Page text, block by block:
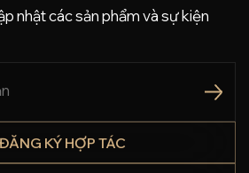
nhật các sản phẩm và sự kiện
ĐĂNG KÝ HỢP TÁC